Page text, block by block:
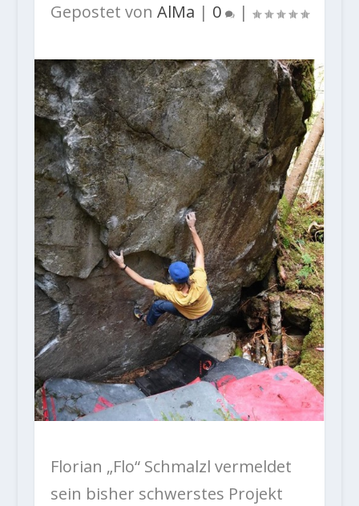
Gepostet von AlMa | 0 |
Florian „Flo“ Schmalzl vermeldet
sein bisher schwerstes Projekt